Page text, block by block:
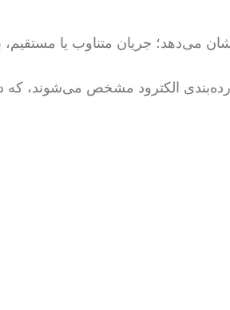
می‌دهد؛ جریان متناوب یا مستقیم،
الکترود مشخص می‌شوند، که